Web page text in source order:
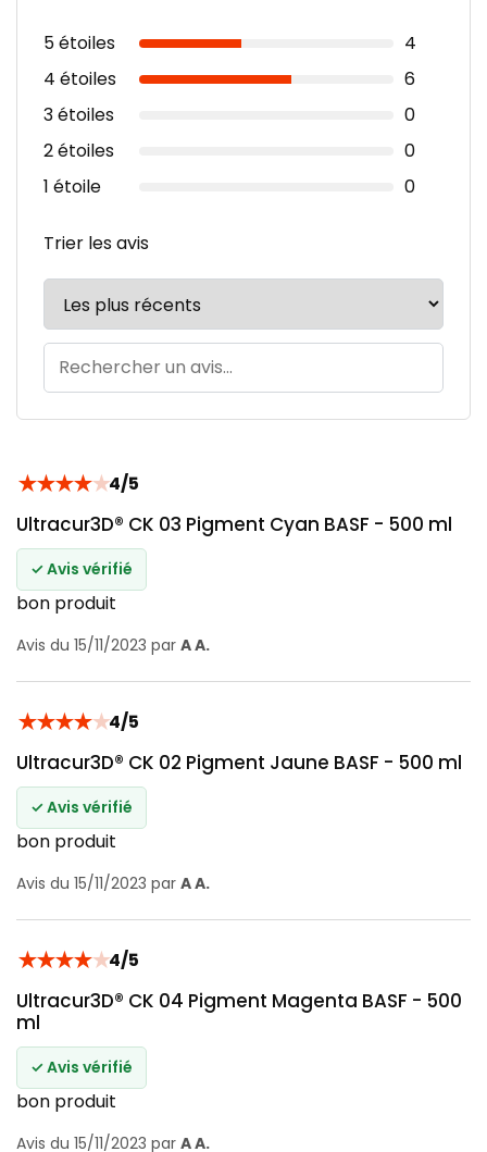
5 étoiles
4
4 étoiles
6
3 étoiles
0
2 étoiles
0
1 étoile
0
Trier les avis
★★★★★4/5
Ultracur3D® CK 03 Pigment Cyan BASF - 500 ml
✓ Avis vérifié
bon produit
Avis du 15/11/2023 par A A.
★★★★★4/5
Ultracur3D® CK 02 Pigment Jaune BASF - 500 ml
✓ Avis vérifié
bon produit
Avis du 15/11/2023 par A A.
★★★★★4/5
Ultracur3D® CK 04 Pigment Magenta BASF - 500
ml
✓ Avis vérifié
bon produit
Avis du 15/11/2023 par A A.